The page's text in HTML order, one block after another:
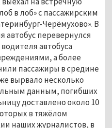
в лоб» с пассажирским
Черёмухово». В
автобус перевернулся
автобуса
а более
пассажиры в средине
вырвало несколько
данным, погибших
доставлено около 10
в тяжёлом
наших журналистов, в